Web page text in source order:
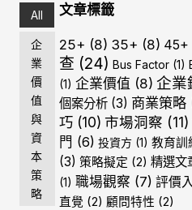
All
企
業
價
值
與
資
本
策
略
文章標籤
25+ (8) 35+ (8) 45+
查 (24) Bus Factor(1)
(1) 企業價值 (8) 企業
個案分析(3) 商業策略
巧(10) 市場洞察 (11)
門 (6) 投資方(1) 教育訓
(3) 策略擬定 (2) 精選文
(1) 職場觀察 (7) 評價
直覺 (2) 顧問特性 (2)